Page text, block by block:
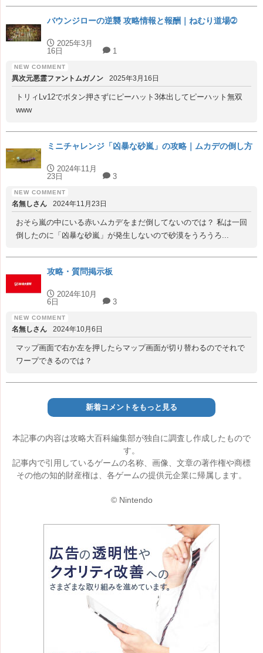
バウンジローの逆襲 攻略情報と報酬｜ねむり道場➁
2025年3月
16日
1
異次元悪霊ファントムガノン 2025年3月16日
トリィLv12でボタン押さずにピーハット3体出してピーハット無双
www
ミニチャレンジ「凶暴な砂嵐」の攻略｜ムカデの倒し方
2024年11月
23日
3
名無しさん 2024年11月23日
おそら嵐の中にいる赤いムカデをまだ倒してないのでは？ 私は一回
倒したのに「凶暴な砂嵐」が発生しないので砂漠をうろうろ...
攻略・質問掲示板
2024年10月
6日
3
名無しさん 2024年10月6日
マップ画面で右か左を押したらマップ画面が切り替わるのでそれで
ワープできるのでは？
新着コメントをもっと見る
本記事の内容は攻略大百科編集部が独自に調査し作成したもので
す。
記事内で引用しているゲームの名称、画像、文章の著作権や商標
その他の知的財産権は、各ゲームの提供元企業に帰属します。
© Nintendo